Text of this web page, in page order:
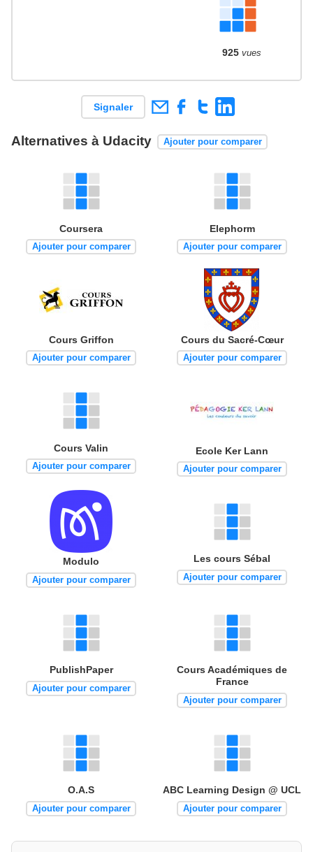
925 vues
Signaler
Alternatives à Udacity Ajouter pour comparer
Coursera
Ajouter pour comparer
Elephorm
Ajouter pour comparer
Cours Griffon
Ajouter pour comparer
Cours du Sacré-Cœur
Ajouter pour comparer
Cours Valin
Ajouter pour comparer
Ecole Ker Lann
Ajouter pour comparer
Modulo
Ajouter pour comparer
Les cours Sébal
Ajouter pour comparer
PublishPaper
Ajouter pour comparer
Cours Académiques de
France
Ajouter pour comparer
O.A.S
Ajouter pour comparer
ABC Learning Design @ UCL
Ajouter pour comparer